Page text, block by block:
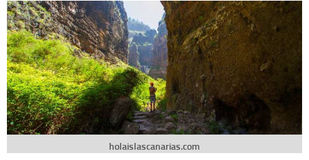
holaislascanarias.com